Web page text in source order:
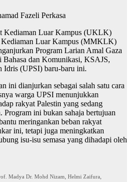
Fazeli Perkasa
Kediaman Luar Kampus (UKLK)
Kediaman Luar Kampus (MMKLK)
Program Larian Amal Gaza
Bahasa dan Komunikasi, KSAJS,
Idris (UPSI) baru-baru ini.
ini dianjurkan sebagai salah satu cara
warga UPSI menunjukkan
rakyat Palestin yang sedang
ini bukan sahaja bertujuan
meringankan beban rakyat
ini, tetapi juga meningkatkan
isu-isu semasa yang dihadapi oleh
Madya Dr. Mohd Nizam, Helmi Zaifura,